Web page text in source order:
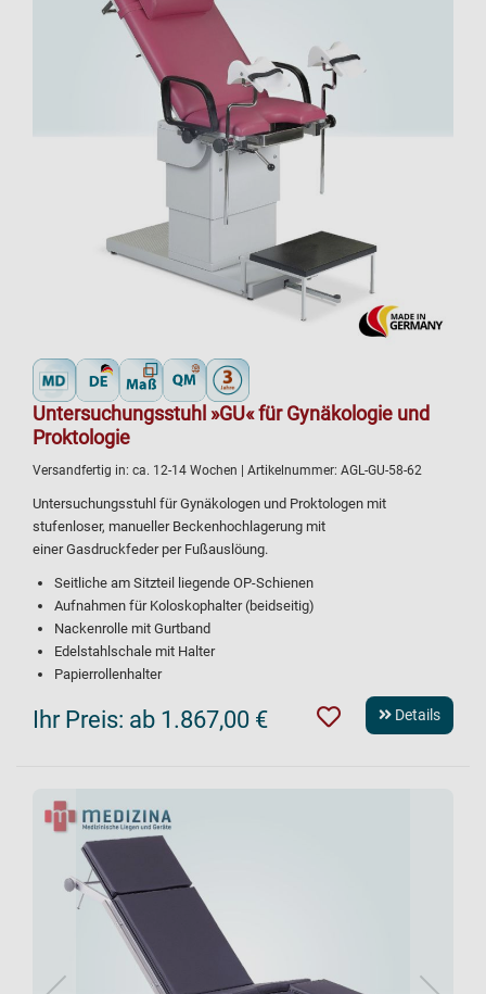
Untersuchungsstuhl »GU« für Gynäkologie und
Proktologie
Versandfertig in: ca. 12-14 Wochen | Artikelnummer: AGL-GU-58-62
Untersuchungsstuhl für Gynäkologen und Proktologen mit
stufenloser, manueller Beckenhochlagerung mit
einer Gasdruckfeder per Fußauslöung.
Seitliche am Sitzteil liegende OP-Schienen
Aufnahmen für Koloskophalter (beidseitig)
Nackenrolle mit Gurtband
Edelstahlschale mit Halter
Papierrollenhalter
Ihr Preis: ab 1.867,00 € Details